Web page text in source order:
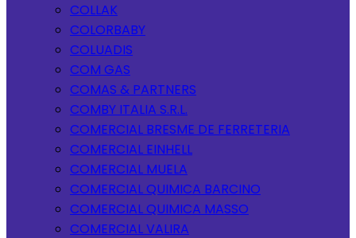
COLLAK
COLORBABY
COLUADIS
COM GAS
COMAS & PARTNERS
COMBY ITALIA S.R.L.
COMERCIAL BRESME DE FERRETERIA
COMERCIAL EINHELL
COMERCIAL MUELA
COMERCIAL QUIMICA BARCINO
COMERCIAL QUIMICA MASSO
COMERCIAL VALIRA